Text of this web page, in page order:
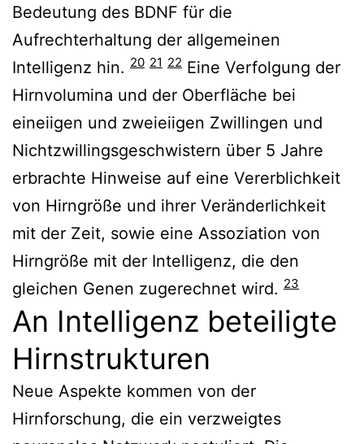
Bedeutung des BDNF für die
Aufrechterhaltung der allgemeinen
Intelligenz hin. 20 21 22 Eine Verfolgung der
Hirnvolumina und der Oberfläche bei
eineiigen und zweieiigen Zwillingen und
Nichtzwillingsgeschwistern über 5 Jahre
erbrachte Hinweise auf eine Vererblichkeit
von Hirngröße und ihrer Veränderlichkeit
mit der Zeit, sowie eine Assoziation von
Hirngröße mit der Intelligenz, die den
gleichen Genen zugerechnet wird. 23
An Intelligenz beteiligte
Hirnstrukturen
Neue Aspekte kommen von der
Hirnforschung, die ein verzweigtes